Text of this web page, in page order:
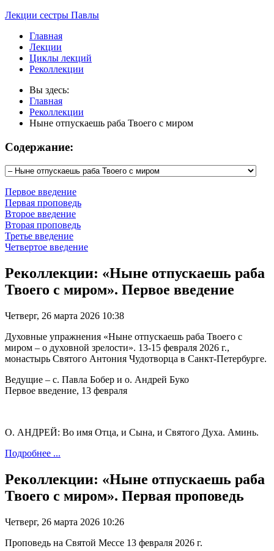
Лекции сестры Павлы
Главная
Лекции
Циклы лекций
Реколлекции
Вы здесь:
Главная
Реколлекции
Ныне отпускаешь раба Твоего с миром
Содержание:
Первое введение
Первая проповедь
Второе введение
Вторая проповедь
Третье введение
Четвертое введение
Реколлекции: «Ныне отпускаешь раба
Твоего с миром». Первое введение
Четверг, 26 марта 2026 10:38
Духовные упражнения «Ныне отпускаешь раба Твоего с
миром – о духовной зрелости». 13-15 февраля 2026 г.,
монастырь Святого Антония Чудотворца в Санкт-Петербурге.
Ведущие – с. Павла Бобер и о. Андрей Буко
Первое введение, 13 февраля
О. АНДРЕЙ: Во имя Отца, и Сына, и Святого Духа. Аминь.
Подробнее ...
Реколлекции: «Ныне отпускаешь раба
Твоего с миром». Первая проповедь
Четверг, 26 марта 2026 10:26
Проповедь на Святой Мессе 13 февраля 2026 г.